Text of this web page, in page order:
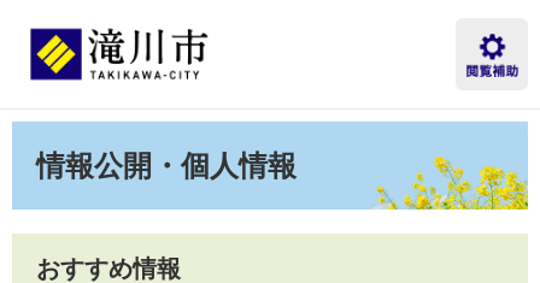
先
を
て
本
情報公開・個人情報
おすすめ情報